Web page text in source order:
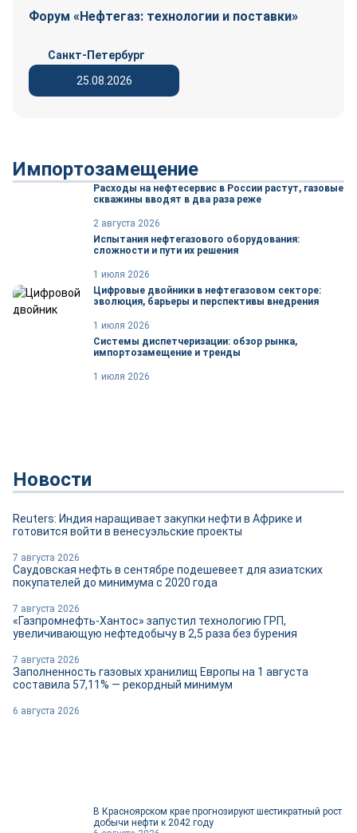
Форум «Нефтегаз: технологии и поставки»
25.08.2026
Санкт-Петербург
Импортозамещение
Расходы на нефтесервис в России растут, газовые
скважины вводят в два раза реже
2 августа 2026
Испытания нефтегазового оборудования:
сложности и пути их решения
1 июля 2026
Цифровые двойники в нефтегазовом секторе:
эволюция, барьеры и перспективы внедрения
1 июля 2026
Системы диспетчеризации: обзор рынка,
импортозамещение и тренды
1 июля 2026
Новости
Reuters: Индия наращивает закупки нефти в Африке и
готовится войти в венесуэльские проекты
7 августа 2026
Саудовская нефть в сентябре подешевеет для азиатских
покупателей до минимума с 2020 года
7 августа 2026
«Газпромнефть-Хантос» запустил технологию ГРП,
увеличивающую нефтедобычу в 2,5 раза без бурения
7 августа 2026
Заполненность газовых хранилищ Европы на 1 августа
составила 57,11% — рекордный минимум
6 августа 2026
В Красноярском крае прогнозируют шестикратный рост
добычи нефти к 2042 году